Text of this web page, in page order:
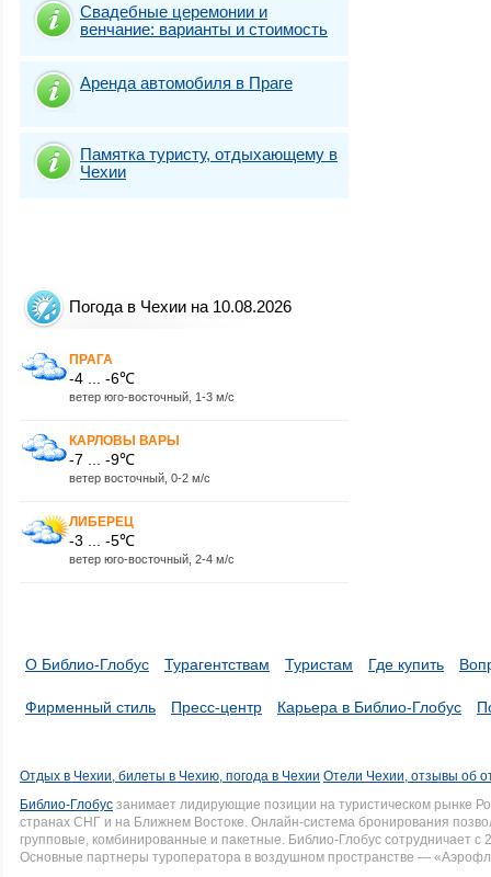
Свадебные церемонии и
венчание: варианты и стоимость
Аренда автомобиля в Праге
Памятка туристу, отдыхающему в
Чехии
Погода в Чехии на 10.08.2026
ПРАГА
-4 ... -6℃
ветер юго-восточный, 1-3 м/с
КАРЛОВЫ ВАРЫ
-7 ... -9℃
ветер восточный, 0-2 м/с
ЛИБЕРЕЦ
-3 ... -5℃
ветер юго-восточный, 2-4 м/с
О Библио-Глобус Турагентствам Туристам Где купить
Фирменный стиль Пресс-центр Карьера в Библио-Глобус
Отдых в Чехии, билеты в Чехию, погода в Чехии Отели Чехии, отзывы об
Библио-Глобус занимает лидирующие позиции на туристическом рынке
странах СНГ и на Ближнем Востоке. Онлайн-система бронирования
групповые, комбинированные и пакетные. Библио-Глобус сотрудничает
Основные партнеры туроператора в воздушном пространстве —